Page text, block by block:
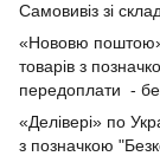
Самовивіз зі
«Нововю
товарів з
передоплати -
«Делівері» по
з позначкою